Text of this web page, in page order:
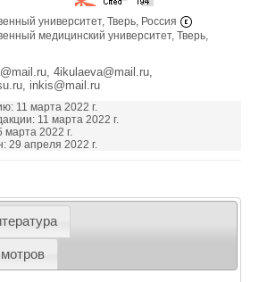
университет, Тверь, Россия
медицинский университет, Тверь,
4ikulaeva@mail.ru,
inkis@mail.ru
11 марта 2022 г.
11 марта 2022 г.
марта 2022 г.
29 апреля 2022 г.